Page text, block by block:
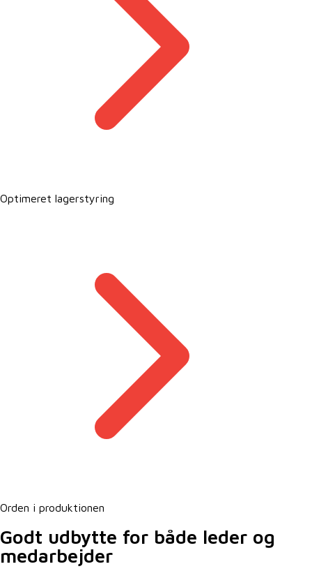
Optimeret lagerstyring
Orden i produktionen
Godt udbytte for både leder og
medarbejder